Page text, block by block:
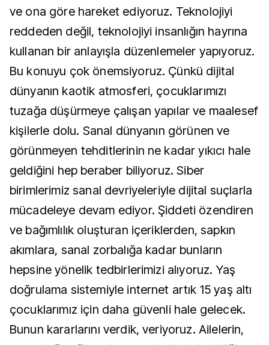
ve ona göre hareket ediyoruz. Teknolojiyi
reddeden değil, teknolojiyi insanlığın hayrına
kullanan bir anlayışla düzenlemeler yapıyoruz.
Bu konuyu çok önemsiyoruz. Çünkü dijital
dünyanın kaotik atmosferi, çocuklarımızı
tuzağa düşürmeye çalışan yapılar ve maalesef
kişilerle dolu. Sanal dünyanın görünen ve
görünmeyen tehditlerinin ne kadar yıkıcı hale
geldiğini hep beraber biliyoruz. Siber
birimlerimiz sanal devriyeleriyle dijital suçlarla
mücadeleye devam ediyor. Şiddeti özendiren
ve bağımlılık oluşturan içeriklerden, sapkın
akımlara, sanal zorbalığa kadar bunların
hepsine yönelik tedbirlerimizi alıyoruz. Yaş
doğrulama sistemiyle internet artık 15 yaş altı
çocuklarımız için daha güvenli hale gelecek.
Bunun kararlarını verdik, veriyoruz. Ailelerin,